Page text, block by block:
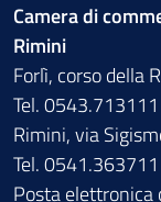
Camera di
Rimini
Forlì, corso della
Tel.
Rimini, via
Tel.
Posta elettronica